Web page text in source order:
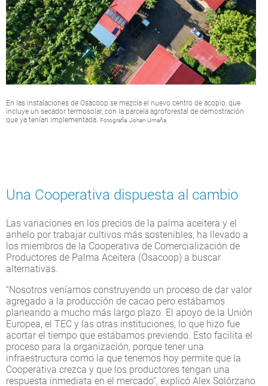
En las instalaciones de Osacoop se mezcla el nuevo centro de acopio, que
incluye un secador termosolar, con la parcela agroforestal de demostración
que ya tenían implementada. Fotografía: Johan Umaña.
Una Cooperativa dispuesta al cambio
Las variaciones en los precios de la palma aceitera y el
anhelo por trabajar cultivos más sostenibles, ha llevado a
los miembros de la Cooperativa de Comercialización de
Productores de Palma Aceitera (Osacoop) a buscar
alternativas.
“Nosotros veníamos construyendo un proceso de dar valor
agregado a la producción de cacao pero estábamos
planeando a mucho más largo plazo. El apoyo de la Unión
Europea, el TEC y las otras instituciones, lo que hizo fue
acortar el tiempo que estábamos previendo. Esto facilita el
proceso para la organización, porque tener una
infraestructura como la que tenemos hoy permite que la
Cooperativa crezca y que los productores tengan una
respuesta inmediata en el mercado”, explicó Alex Solórzano